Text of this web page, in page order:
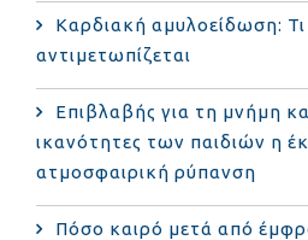
Καρδιακή αμυλοείδωση: Τι
αντιμετωπίζεται
Επιβλαβής για τη μνήμη
ικανότητες των παιδιών η
ατμοσφαιρική ρύπανση
Πόσο καιρό μετά από